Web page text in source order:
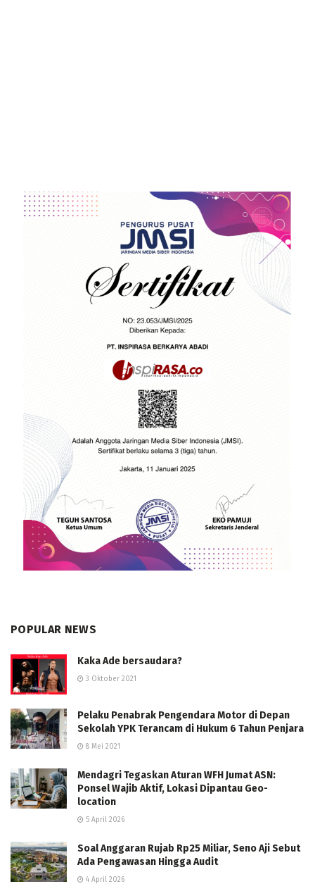
POPULAR NEWS
Kaka Ade bersaudara?
3 Oktober 2021
Pelaku Penabrak Pengendara Motor di Depan
Sekolah YPK Terancam di Hukum 6 Tahun Penjara
8 Mei 2021
Mendagri Tegaskan Aturan WFH Jumat ASN:
Ponsel Wajib Aktif, Lokasi Dipantau Geo-
location
5 April 2026
Soal Anggaran Rujab Rp25 Miliar, Seno Aji Sebut
Ada Pengawasan Hingga Audit
4 April 2026